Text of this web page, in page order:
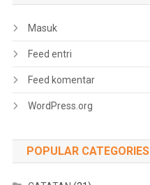
Masuk
Feed entri
Feed komentar
WordPress.org
POPULAR CATEGORIES